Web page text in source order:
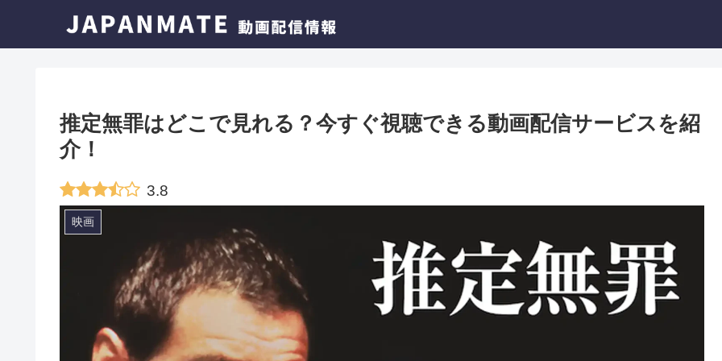
推定無罪はどこで見れる？今すぐ視聴できる動画配信サービスを紹
介！
3.8
映画